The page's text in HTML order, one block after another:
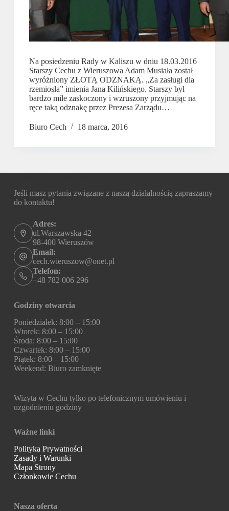
Na posiedzeniu Rady w Kaliszu w dniu 18.03.2016
Starszy Cechu z Wieruszowa Adam Musiała został
wyróżniony ZŁOTĄ ODZNAKĄ. „Za zasługi dla
rzemiosła” imienia Jana Kilińskiego. Starszy był
bardzo mile zaskoczony i wzruszony przyjmując na
ręce taką odznakę przez Prezesa Zarządu…
Biuro Cech 18 marca, 2016
Jeśli masz pytania związane z naszą działalnością zapraszamy
do kontaktu!
Adres:
ul.Warszawska 42
98-400 Wieruszów
Email:
cech.wieruszow@onet.pl
Telefon:
+48 782 006 296
Godziny otwarcia
Poniedziałek: 8:00 – 15:00
Wtorek: 8:00 – 15:00
Środa: 8:00 – 15:00
Czwartek: 8:00 – 15:00
Piątek: 8:00 – 15:00
Weekend: Biuro zamknięte
Wizyta w Cechu tylko po telefonicznym umówieniu i
uzgodnieniu godziny
Ważne linki
Polityka Prywatności
Zasady i Warunki
Mapa Strony
Członkowie Cechu
Nasza oferta